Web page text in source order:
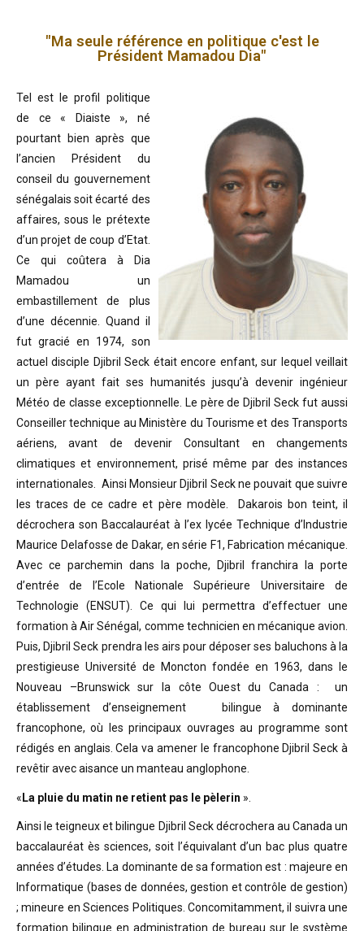
"Ma seule référence en politique c'est le
Président Mamadou Dia"
Tel est le profil politique
de ce « Diaiste », né
pourtant bien après que
l’ancien Président du
conseil du gouvernement
sénégalais soit écarté des
affaires, sous le prétexte
d’un projet de coup d’Etat.
Ce qui coûtera à Dia
Mamadou un
embastillement de plus
d’une décennie. Quand il
fut gracié en 1974, son
actuel disciple Djibril Seck était encore enfant, sur lequel veillait
un père ayant fait ses humanités jusqu’à devenir ingénieur
Météo de classe exceptionnelle. Le père de Djibril Seck fut aussi
Conseiller technique au Ministère du Tourisme et des Transports
aériens, avant de devenir Consultant en changements
climatiques et environnement, prisé même par des instances
internationales. Ainsi Monsieur Djibril Seck ne pouvait que suivre
les traces de ce cadre et père modèle. Dakarois bon teint, il
décrochera son Baccalauréat à l’ex lycée Technique d’Industrie
Maurice Delafosse de Dakar, en série F1, Fabrication mécanique.
Avec ce parchemin dans la poche, Djibril franchira la porte
d’entrée de l’Ecole Nationale Supérieure Universitaire de
Technologie (ENSUT). Ce qui lui permettra d’effectuer une
formation à Air Sénégal, comme technicien en mécanique avion.
Puis, Djibril Seck prendra les airs pour déposer ses baluchons à la
prestigieuse Université de Moncton fondée en 1963, dans le
Nouveau –Brunswick sur la côte Ouest du Canada : un
établissement d’enseignement bilingue à dominante
francophone, où les principaux ouvrages au programme sont
rédigés en anglais. Cela va amener le francophone Djibril Seck à
revêtir avec aisance un manteau anglophone.
«La pluie du matin ne retient pas le pèlerin ».
Ainsi le teigneux et bilingue Djibril Seck décrochera au Canada un
baccalauréat ès sciences, soit l’équivalant d’un bac plus quatre
années d’études. La dominante de sa formation est : majeure en
Informatique (bases de données, gestion et contrôle de gestion)
; mineure en Sciences Politiques. Concomitamment, il suivra une
formation bilingue en administration de bureau sur le système